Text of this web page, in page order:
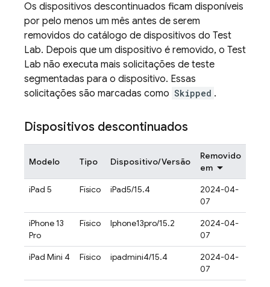
Os dispositivos descontinuados ficam disponíveis
por pelo menos um mês antes de serem
removidos do catálogo de dispositivos do Test
Lab. Depois que um dispositivo é removido, o Test
Lab não executa mais solicitações de teste
segmentadas para o dispositivo. Essas
solicitações são marcadas como Skipped .
Dispositivos descontinuados
Modelo Tipo Dispositivo/Versão
Removido
em
iPad 5
Físico iPad5/15.4
2024-04-
07
iPhone 13
Pro
Físico Iphone13pro/15.2
2024-04-
07
iPad Mini 4
Físico ipadmini4/15.4
2024-04-
07